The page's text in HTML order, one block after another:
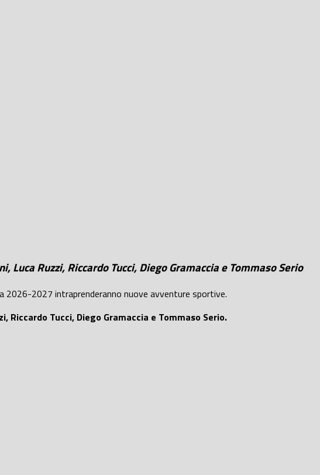
Ruzzi, Riccardo Tucci, Diego Gramaccia e Tommaso Serio
2026-2027 intraprenderanno nuove avventure sportive.
Riccardo Tucci, Diego Gramaccia e Tommaso Serio.